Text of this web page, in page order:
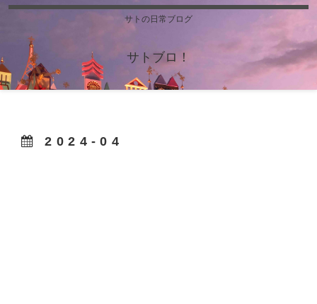
サトの日常ブログ
サトブロ！
2024-04